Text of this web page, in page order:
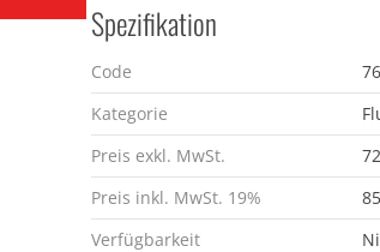
Spezifikation
Code
Kategorie
Preis exkl. MwSt.
Preis inkl. MwSt. 19%
Verfügbarkeit